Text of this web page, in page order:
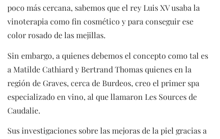
poco más cercana, sabemos que el rey Luis XV usaba la
vinoterapia como fin cosmético y para conseguir ese
color rosado de las mejillas.
Sin embargo, a quienes debemos el concepto como tal es
a Matilde Cathiard y Bertrand Thomas quienes en la
región de Graves, cerca de Burdeos, creo el primer spa
especializado en vino, al que llamaron Les Sources de
Caudalie.
Sus investigaciones sobre las mejoras de la piel gracias a